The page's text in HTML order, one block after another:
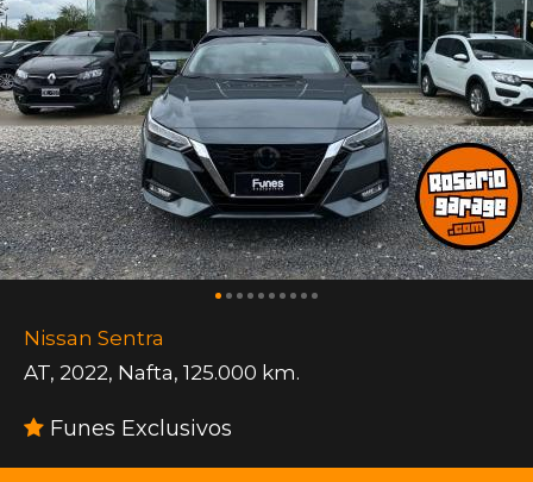
Nissan Sentra
AT, 2022, Nafta, 125.000 km.
Funes Exclusivos